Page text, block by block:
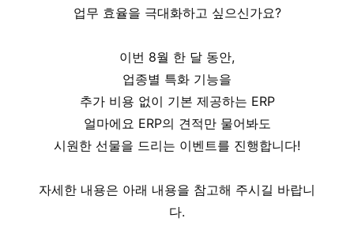
업무 효율을 극대화하고 싶으신가요?
이번 8월 한 달 동안,
업종별 특화 기능을
추가 비용 없이 기본 제공하는 ERP
얼마에요 ERP의 견적만 물어봐도
시원한 선물을 드리는 이벤트를 진행합니다!
자세한 내용은 아래 내용을 참고해 주시길 바랍니
다.